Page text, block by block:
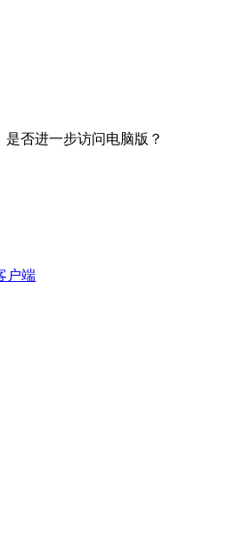
否进一步访问电脑版？
户端